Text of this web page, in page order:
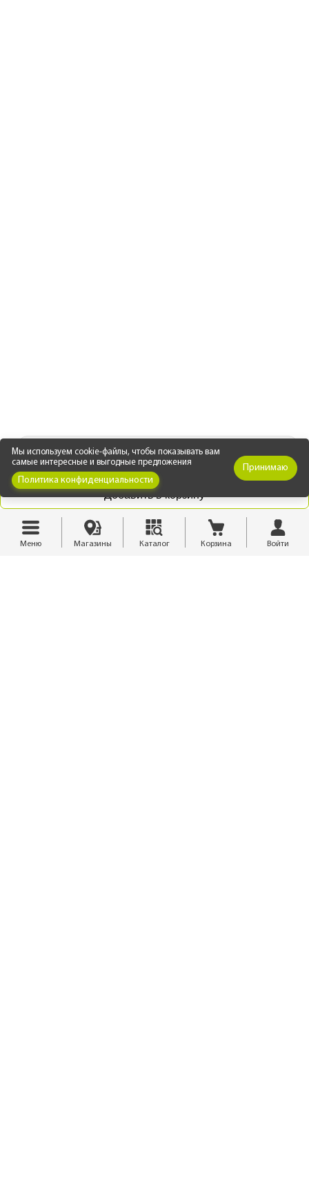
Добавить в корзину
СЕРТИФИКАТЫ И ДОКУМЕНТЫ
Сертификат пожарной безопасности
Сертификат соответствия
Мы используем cookie-файлы, чтобы показывать вам
самые интересные и выгодные предложения
Политика конфиденциальности
Принимаю
Меню Магазины Каталог Корзина Войти